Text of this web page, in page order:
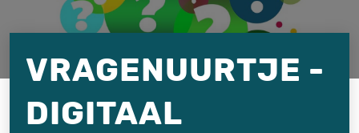
VRAGENUURTJE -
DIGITAAL